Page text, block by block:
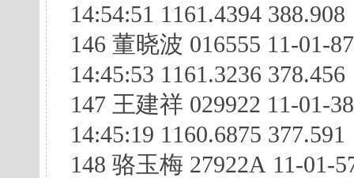
14:54:51 1161.4394 388.908
146 董晓波 016555 11-01-
14:45:53 1161.3236 378.456
147 王建祥 029922 11-01-
14:45:19 1160.6875 377.591
148 骆玉梅 27922A 11-01-